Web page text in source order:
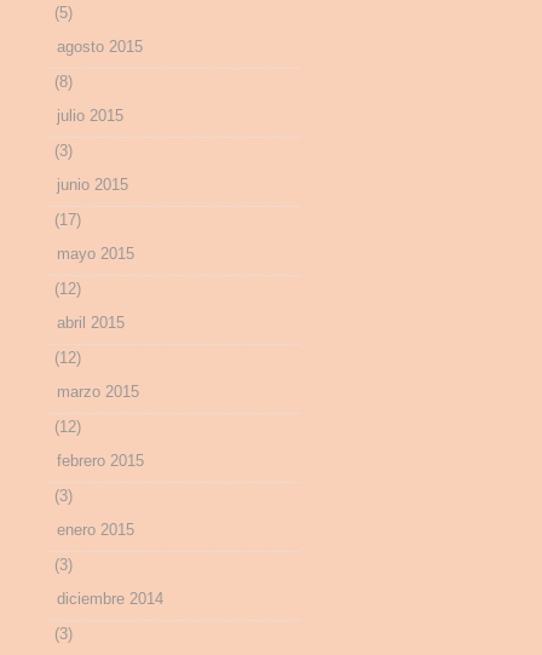
(5)
agosto 2015
(8)
julio 2015
(3)
junio 2015
(17)
mayo 2015
(12)
abril 2015
(12)
marzo 2015
(12)
febrero 2015
(3)
enero 2015
(3)
diciembre 2014
(3)